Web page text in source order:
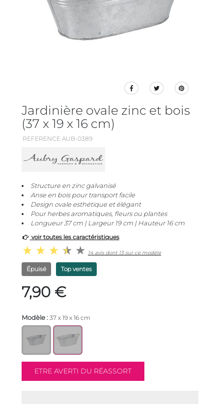
Jardinière ovale zinc et bois
(37 x 19 x 16 cm)
REFERENCE AUB-0389
Structure en zinc galvanisé
Anse en bois pour transport facile
Design ovale esthétique et élégant
Pour herbes aromatiques, fleurs ou plantes
Longueur 37 cm | Largeur 19 cm | Hauteur 16 cm
voir toutes les caractéristiques
14 avis dont 13 sur ce modèle
Épuisé Top ventes
7,90 €
Modèle : 37 x 19 x 16 cm